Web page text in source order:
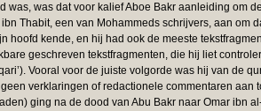
was, was dat voor kalief Aboe Bakr aanleiding om
Thabit, een van Mohammeds schrijvers, aan om
hoofd kende, en hij had ook de meeste
geschreven tekstfragmenten, die hij liet
Vooral voor de juiste volgorde was hij van de
verklaringen of redactionele commentaren aan
ging na de dood van Abu Bakr naar Omar ibn